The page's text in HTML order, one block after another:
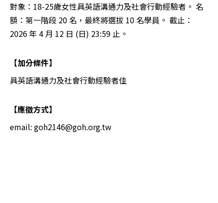
對象：18-25歲女性具英語溝通力及社會行動經驗者。 名
額：第一階段 20 名，最終將選拔 10 名學員。 截止：
2026 年 4 月 12 日 (日) 23:59 止。
【加分條件】
具英語溝通力及社會行動經驗者佳
【應徵方式】
email: goh2146@goh.org.tw